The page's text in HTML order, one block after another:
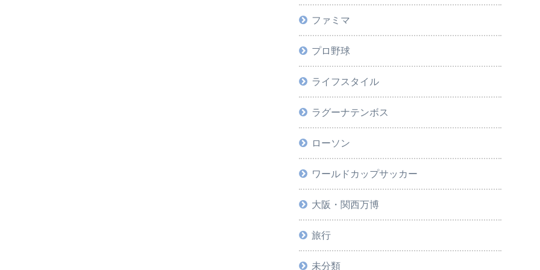
ファミマ
プロ野球
ライフスタイル
ラグーナテンボス
ローソン
ワールドカップサッカー
大阪・関西万博
旅行
未分類